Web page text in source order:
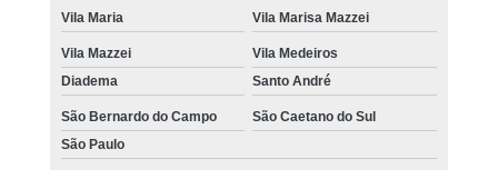
Vila Maria Vila Marisa Mazzei
Vila Mazzei
Vila Medeiros
Diadema
Santo André
São Bernardo do Campo
São Caetano do Sul
São Paulo